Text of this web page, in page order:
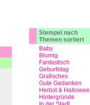
Stempel nach
Themen sortiert
Baby
Blumig
Fantastisch
Geburtstag
Grafisches
Gute Gedanken
Herbst &
Hintergründe